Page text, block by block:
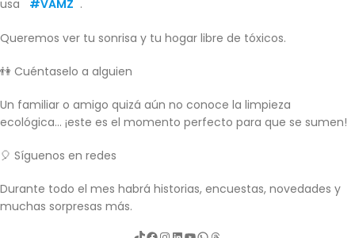
usa
#VAMZ .
Queremos ver tu sonrisa y tu hogar libre de tóxicos.
👫 Cuéntaselo a alguien
Un familiar o amigo quizá aún no conoce la limpieza
ecológica… ¡este es el momento perfecto para que se sumen!
🎈 Síguenos en redes
Durante todo el mes habrá historias, encuestas, novedades y
muchas sorpresas más.